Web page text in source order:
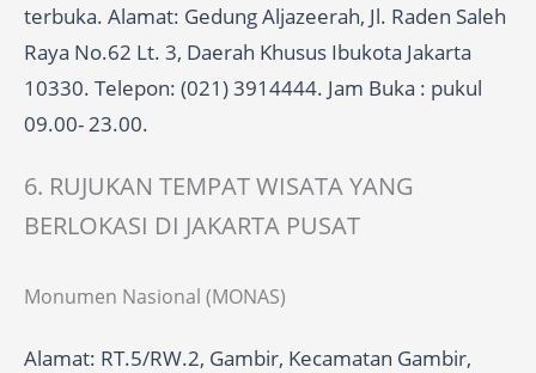
terbuka. Alamat: Gedung Aljazeerah, Jl. Raden Saleh
Raya No.62 Lt. 3, Daerah Khusus Ibukota Jakarta
10330. Telepon: (021) 3914444. Jam Buka : pukul
09.00- 23.00.
6. RUJUKAN TEMPAT WISATA YANG
BERLOKASI DI JAKARTA PUSAT
Monumen Nasional (MONAS)
Alamat: RT.5/RW.2, Gambir, Kecamatan Gambir,